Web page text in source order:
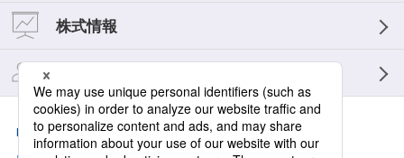
株式情報
IRニュース
よくあるご質問